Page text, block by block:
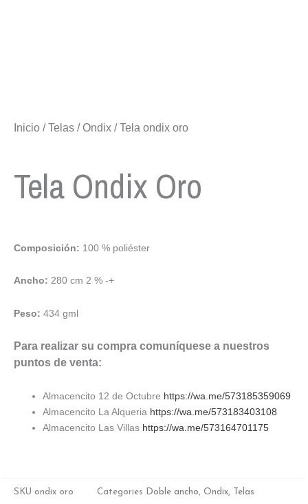
Inicio /Telas /Ondix / Tela ondix oro
Tela Ondix Oro
Composición: 100 % poliéster
Ancho: 280 cm 2 % -+
Peso: 434 gml
Para realizar su compra comuníquese a nuestros
puntos de venta:
Almacencito 12 de Octubre https://wa.me/573185359069
Almacencito La Alqueria https://wa.me/573183403108
Almacencito Las Villas https://wa.me/573164701175
SKU ondix oro Categories Doble ancho, Ondix, Telas